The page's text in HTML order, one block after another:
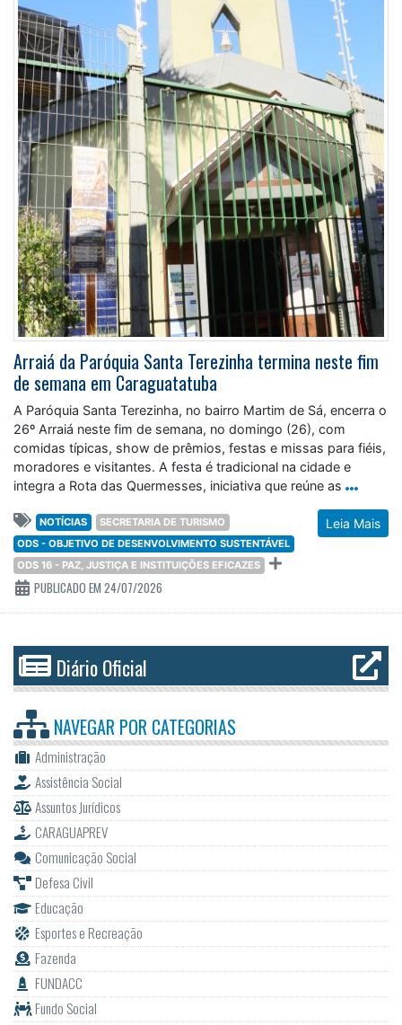
Arraiá da Paróquia Santa Terezinha termina neste fim
de semana em Caraguatatuba
A Paróquia Santa Terezinha, no bairro Martim de Sá, encerra o
26º Arraiá neste fim de semana, no domingo (26), com
comidas típicas, show de prêmios, festas e missas para fiéis,
moradores e visitantes. A festa é tradicional na cidade e
integra a Rota das Quermesses, iniciativa que reúne as
Leia Mais
NOTÍCIAS
SECRETARIA DE TURISMO
ODS - OBJETIVO DE DESENVOLVIMENTO SUSTENTÁVEL
ODS 16 - PAZ, JUSTIÇA E INSTITUIÇÕES EFICAZES
PUBLICADO EM 24/07/2026
Diário Oficial
NAVEGAR POR CATEGORIAS
Administração
Assistência Social
Assuntos Jurídicos
CARAGUAPREV
Comunicação Social
Defesa Civil
Educação
Esportes e Recreação
Fazenda
FUNDACC
Fundo Social